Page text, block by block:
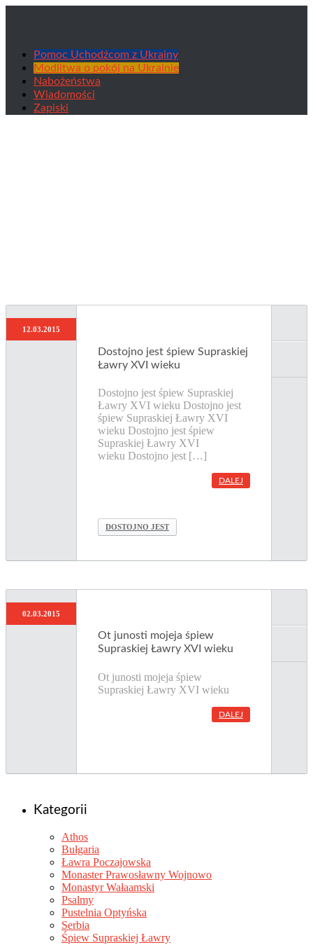
Pomoc Uchodźcom z Ukrainy
Modlitwa o pokój na Ukrainie
Nabożeństwa
Wiadomości
Zapiski
12.03.2015
Dostojno jest śpiew Supraskiej
Ławry XVI wieku
Dostojno jest śpiew Supraskiej
Ławry XVI wieku Dostojno jest
śpiew Supraskiej Ławry XVI
wieku Dostojno jest śpiew
Supraskiej Ławry XVI
wieku Dostojno jest […]
DALEJ
DOSTOJNO JEST
02.03.2015
Ot junosti mojeja śpiew
Supraskiej Ławry XVI wieku
Ot junosti mojeja śpiew
Supraskiej Ławry XVI wieku
DALEJ
Kategorii
Athos
Bułgaria
Ławra Poczajowska
Monaster Prawosławny Wojnowo
Monastyr Wałaamski
Psalmy
Pustelnia Optyńska
Serbia
Śpiew Supraskiej Ławry